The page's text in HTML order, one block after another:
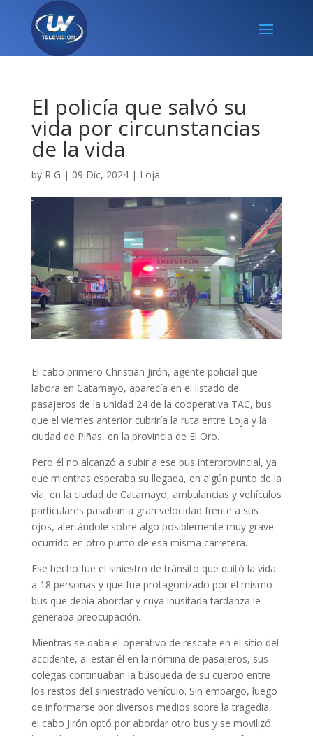
El policía que salvó su
vida por circunstancias
de la vida
by R G | 09 Dic, 2024| Loja
El cabo primero Christian Jirón, agente policial que
labora en Catamayo, aparecía en el listado de
pasajeros de la unidad 24 de la cooperativa TAC, bus
que el viernes anterior cubriría la ruta entre Loja y la
ciudad de Piñas, en la provincia de El Oro.
Pero él no alcanzó a subir a ese bus interprovincial, ya
que mientras esperaba su llegada, en algún punto de la
vía, en la ciudad de Catamayo, ambulancias y vehículos
particulares pasaban a gran velocidad frente a sus
ojos, alertándole sobre algo posiblemente muy grave
ocurrido en otro punto de esa misma carretera.
Ese hecho fue el siniestro de tránsito que quitó la vida
a 18 personas y que fue protagonizado por el mismo
bus que debía abordar y cuya inusitada tardanza le
generaba preocupación.
Mientras se daba el operativo de rescate en el sitio del
accidente, al estar él en la nómina de pasajeros, sus
colegas continuaban la búsqueda de su cuerpo entre
los restos del siniestrado vehículo. Sin embargo, luego
de informarse por diversos medios sobre la tragedia,
el cabo Jirón optó por abordar otro bus y se movilizó